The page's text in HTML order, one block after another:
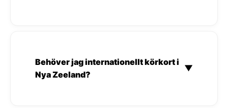
Behöver jag internationellt körkort i
Nya Zeeland?
▼